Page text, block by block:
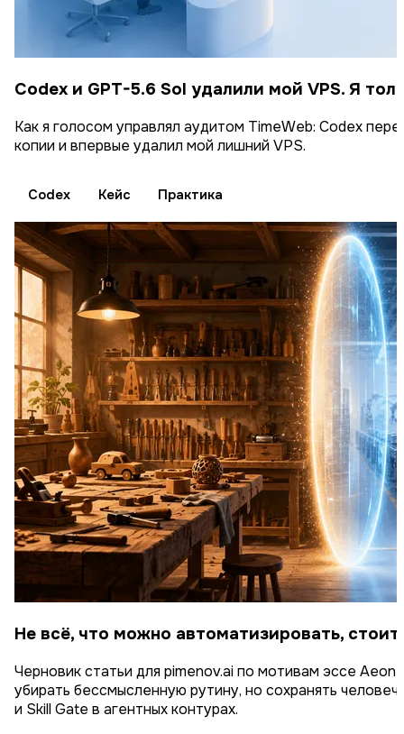
Codex и GPT-5.6 Sol удалили мой VPS. Я
Как я голосом управлял аудитом TimeWeb: Codex
копии и впервые удалил мой лишний VPS.
Codex Кейс Практика
Не всё, что можно автоматизировать,
Черновик статьи для pimenov.ai по мотивам эссе
убирать бессмысленную рутину, но сохранять
и Skill Gate в агентных контурах.